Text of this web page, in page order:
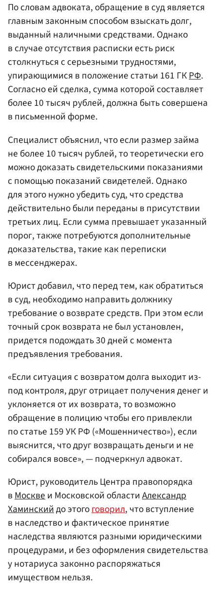
По словам адвоката, обращение в суд является
главным законным способом взыскать долг,
выданный наличными средствами. Однако
в случае отсутствия расписки есть риск
столкнуться с серьезными трудностями,
упирающимися в положение статьи 161 ГКРФ.
Согласно ей сделка, сумма которой составляет
более 10 тысяч рублей, должна быть совершена
в письменной форме.
Специалист объяснил, что если размер займа
не более 10 тысяч рублей, то теоретически его
можно доказать свидетельскими показаниями
с помощью показаний свидетелей. Однако
для этого нужно убедить суд, что средства
действительно были переданы в присутствии
третьих лиц. Если сумма превышает указанный
порог, также потребуются дополнительные
доказательства, такие как переписки
в мессенджерах.
Юрист добавил, что перед тем, как обратиться
в суд, необходимо направить должнику
требование о возврате средств. При этом если
точный срок возврата не был установлен,
придется подождать 30 дней с момента
предъявления требования.
«Если ситуация с возвратом долга выходит из-
под контроля, друг отрицает получения денег и
уклоняется от их возврата, то возможно
обращение в полицию чтобы его привлекли
по статье 159 УК РФ («Мошенничество»), если
выяснится, что друг возвращать деньги и не
собирался вовсе», — подчеркнул адвокат.
Юрист, руководитель Центра правопорядка
вМосквеи Московской областиАлександр
Хаминскийдо этогоговорил, что вступление
в наследство и фактическое принятие
наследства являются разными юридическими
процедурами, и без оформления свидетельства
у нотариуса законно распоряжаться
имуществом нельзя.